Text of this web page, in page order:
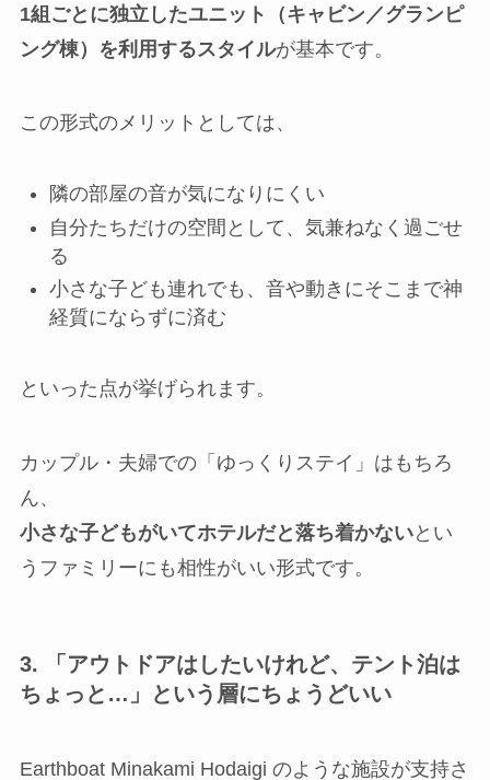
1組ごとに独立したユニット（キャビン／グランピ
ング棟）を利用するスタイルが基本です。
この形式のメリットとしては、
隣の部屋の音が気になりにくい
自分たちだけの空間として、気兼ねなく過ごせ
る
小さな子ども連れでも、音や動きにそこまで神
経質にならずに済む
といった点が挙げられます。
カップル・夫婦での「ゆっくりステイ」はもちろ
ん、
小さな子どもがいてホテルだと落ち着かないとい
うファミリーにも相性がいい形式です。
3. 「アウトドアはしたいけれど、テント泊は
ちょっと…」という層にちょうどいい
Earthboat Minakami Hodaigi のような施設が支持さ